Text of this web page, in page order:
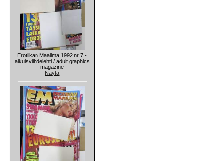
Erotiikan Maailma 1992 nr 7 -
aikuisviihdelehti / adult graphics
magazine
Näytä